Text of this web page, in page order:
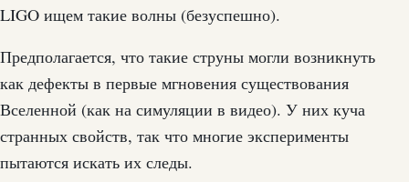
LIGO ищем такие волны (безуспешно).
Предполагается, что такие струны могли возникнуть
как дефекты в первые мгновения существования
Вселенной (как на симуляции в видео). У них куча
странных свойств, так что многие эксперименты
пытаются искать их следы.